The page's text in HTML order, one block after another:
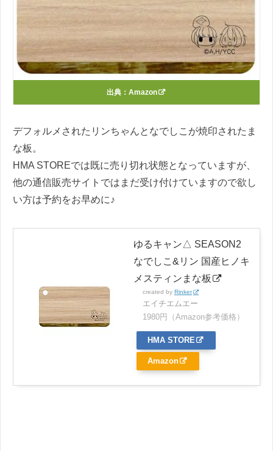
出典： Amazon
デフォルメされたリンちゃんとなでしこが焼印されたま
な板。
HMA STOREでは既に売り切れ状態となっていますが、
他の通信販売サイトではまだ受け付けていますので欲し
い方は予約をお早めに♪
ゆるキャン△ SEASON2
なでしこ&リン 国産ヒノキ
メスティンまな板
created by Rinker
エイチエムエー
1980円（Amazon参考価格）
HMA STORE
Amazon